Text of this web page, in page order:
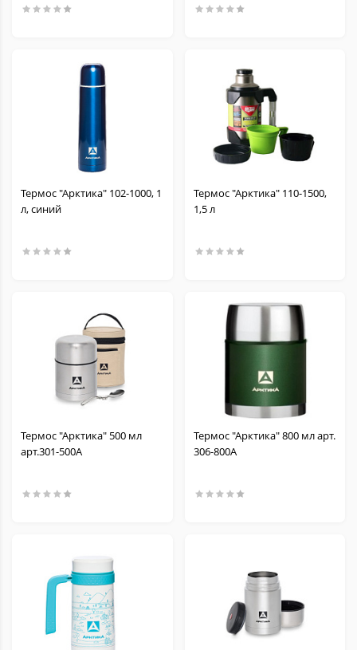
Термос "Арктика" 102-1000, 1
л, синий
Термос "Арктика" 110-1500,
1,5 л
Термос "Арктика" 500 мл
арт.301-500A
Термос "Арктика" 800 мл арт.
306-800А